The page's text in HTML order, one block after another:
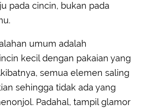
pada cincin, bukan pada
umum adalah
kecil dengan pakaian yang
semua elemen saling
sehingga tidak ada yang
Padahal, tampil glamor